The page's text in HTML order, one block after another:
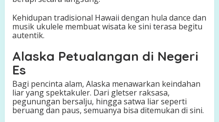
Kehidupan tradisional Hawaii dengan hula dance dan
musik ukulele membuat wisata ke sini terasa begitu
autentik.
Alaska Petualangan di Negeri
Es
Bagi pencinta alam, Alaska menawarkan keindahan
liar yang spektakuler. Dari gletser raksasa,
pegunungan bersalju, hingga satwa liar seperti
beruang dan paus, semuanya bisa ditemukan di sini.